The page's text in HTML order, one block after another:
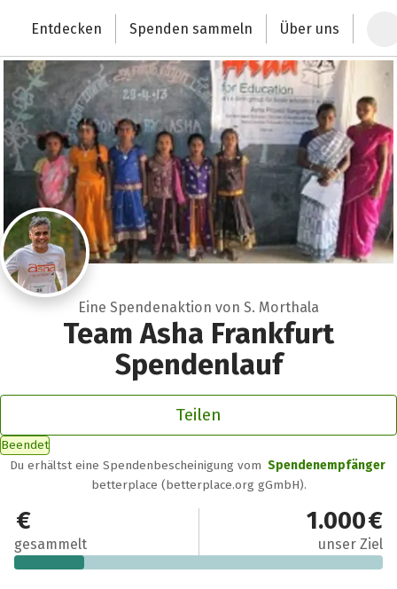
Deutschlands größte Spendenplattform
Entdecken Spenden sammeln Über uns
Eine Spendenaktion von S. Morthala
Team Asha Frankfurt
Spendenlauf
Teilen
Beendet
Du erhältst eine Spendenbescheinigung vom Spendenempfänger
betterplace (betterplace.org gGmbH).
190 €
gesammelt
1.000 €
unser Ziel